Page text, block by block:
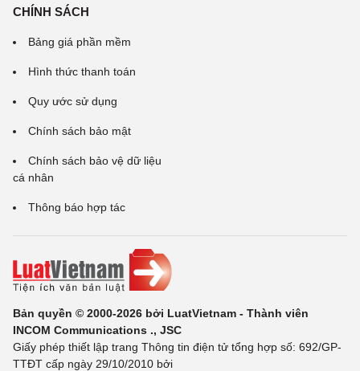
CHÍNH SÁCH
Bảng giá phần mềm
Hình thức thanh toán
Quy ước sử dụng
Chính sách bảo mật
Chính sách bảo vệ dữ liệu
cá nhân
Thông báo hợp tác
Bản quyền © 2000-2026 bởi LuatVietnam - Thành viên
INCOM Communications ., JSC
Giấy phép thiết lập trang Thông tin điện tử tổng hợp số: 692/GP-
TTĐT cấp ngày 29/10/2010 bởi